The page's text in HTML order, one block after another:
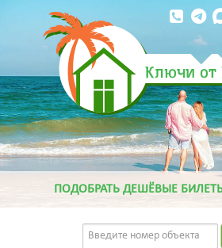
Ключи от
ПОДОБРАТЬ ДЕШЁВЫЕ